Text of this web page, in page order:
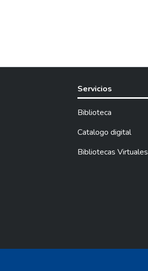
Servicios
Biblioteca
Catalogo digital
Bibliotecas Virtuales